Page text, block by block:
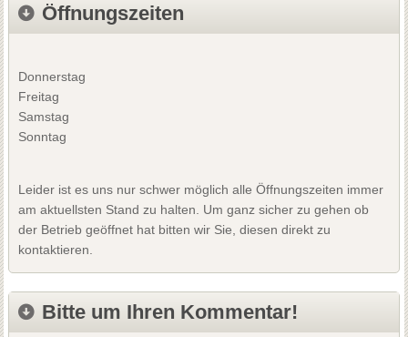
Öffnungszeiten
Donnerstag
Freitag
Samstag
Sonntag
Leider ist es uns nur schwer möglich alle Öffnungszeiten immer
am aktuellsten Stand zu halten. Um ganz sicher zu gehen ob
der Betrieb geöffnet hat bitten wir Sie, diesen direkt zu
kontaktieren.
Bitte um Ihren Kommentar!